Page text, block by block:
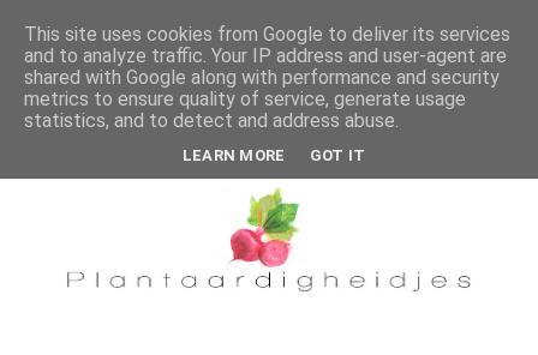
This site uses cookies from Google to deliver its services
and to analyze traffic. Your IP address and user-agent are
shared with Google along with performance and security
metrics to ensure quality of service, generate usage
statistics, and to detect and address abuse.
LEARN MORE GOT IT